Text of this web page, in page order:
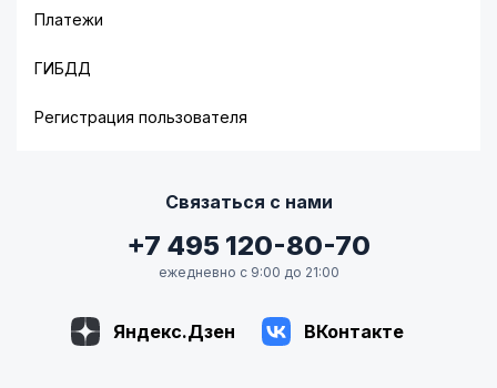
Платежи
ГИБДД
Регистрация пользователя
Связаться с нами
+7 495 120-80-70
ежедневно с 9:00 до 21:00
Яндекс.Дзен ВКонтакте